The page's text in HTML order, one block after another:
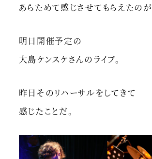
あらためて感じさせてもらえたのが
明日開催予定の
大島ケンスケさんのライブ。
昨日そのリハーサルをしてきて
感じたことだ。